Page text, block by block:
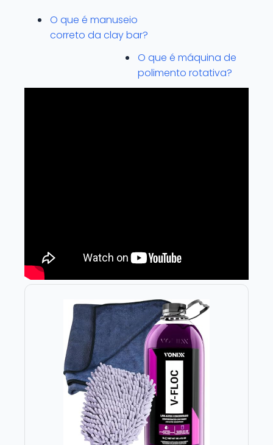
O que é manuseio
correto da clay bar?
O que é máquina de
polimento rotativa?